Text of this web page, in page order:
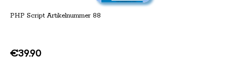
PHP Script Artikelnummer 88
€39.90